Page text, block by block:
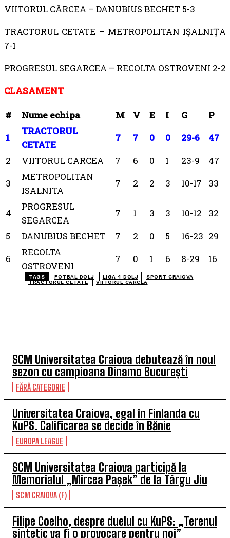
SCM Universitatea Craiova debutează în noul
sezon cu campioana Dinamo București
FĂRĂ CATEGORIE
Universitatea Craiova, egal în Finlanda cu
KuPS. Calificarea se decide în Bănie
EUROPA LEAGUE
SCM Universitatea Craiova participă la
Memorialul „Mircea Pașek” de la Târgu Jiu
SCM CRAIOVA (F)
Filipe Coelho, despre duelul cu KuPS: „Terenul
sintetic va fi o provocare pentru noi”
VIITORUL CÂRCEA – DANUBIUS BECHET 5-3
TRACTORUL CETATE – METROPOLITAN IȘALNIȚA
7-1
PROGRESUL SEGARCEA – RECOLTA OSTROVENI 2-2
CLASAMENT
# Nume echipa M V E I G
P
1
TRACTORUL
CETATE
7 7 0 0 29-6
47
2
VIITORUL CARCEA 7 6 0 1 23-9
47
3
METROPOLITAN
ISALNITA
7 2 2 3 10-17 33
4
PROGRESUL
SEGARCEA
7 1 3 3 10-12
32
5
DANUBIUS BECHET 7 2 0 5 16-23 29
6
RECOLTA
OSTROVENI
7 0 1 6 8-29 16
TAGS FOTBAL DOLJ LIGA 4 DOLJ
SPORT CRAIOVA
TRACTORUL CETATE
VIITORUL CARCEA